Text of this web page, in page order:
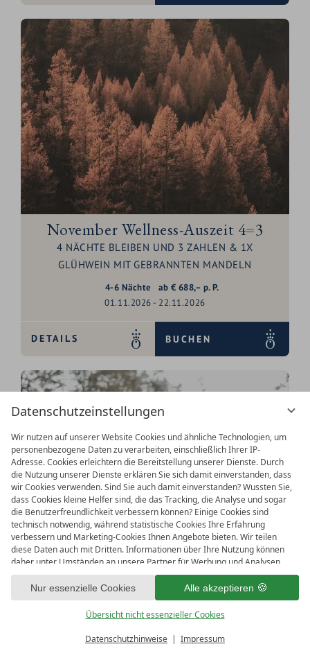
Datenschutzeinstellungen
Wir nutzen auf unserer Website Cookies und ähnliche Technologien, um
personenbezogene Daten zu verarbeiten, einschließlich Ihrer IP-
Adresse. Cookies erleichtern die Bereitstellung unserer Dienste. Durch
die Nutzung unserer Dienste erklären Sie sich damit einverstanden, dass
wir Cookies verwenden. Sind Sie auch damit einverstanden? Wussten Sie,
dass Cookies kleine Helfer sind, die das Tracking, die Analyse und sogar
die Benutzerfreundlichkeit verbessern können? Einige Cookies sind
technisch notwendig, während statistische Cookies Ihre Erfahrung
verbessern und Marketing-Cookies Ihnen Angebote bieten. Wir teilen
diese Daten auch mit Dritten. Informationen über Ihre Nutzung können
daher unter Umständen an unsere Partner für Werbung und Analysen
weitergegeben werden. Die Verarbeitung der Daten erfolgt entweder mit
Ihrer Zustimmung oder aufgrund unseres berechtigten Interesses, dem
Sie in den individuellen Datenschutzeinstellungen widersprechen können.
Sie haben das Recht, nur in wesentliche Dienste einzuwilligen und Ihre
ändern oder zu widerrufen. Hier haben Sie die Möglichkeit Ihre
Alle akzeptieren
Nur essenzielle Cookies
Übersicht nicht essenzieller Cookies
Datenschutzhinweise Impressum
Gutscheine & Mehr Menü Buchen & Anfragen
bereit für
November Wellness-Auszeit 4=3
4 NÄCHTE BLEIBEN UND 3 ZAHLEN & 1X
GLÜHWEIN MIT GEBRANNTEN MANDELN
4-6 Nächte
01.11.2026 - 22.11.2026
ab € 688,– p. P.
DETAILS BUCHEN
Yoga-Auszeit mit Katja Bienzeisler
– Entschleunigung trifft Bergluft
BEST DEAL
3Nächte ab € 563,–p. P.